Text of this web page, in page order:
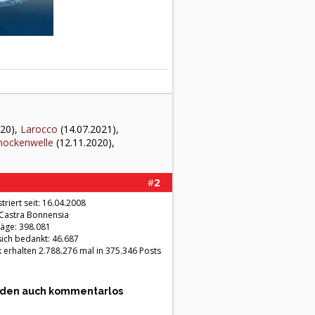
Larocco (14.07.2021),
(12.11.2020),
#2
seit: 16.04.2008
Bonnensia
398.081
bedankt: 46.687
erhalten 2.788.276 mal in 375.346 Posts
auch kommentarlos